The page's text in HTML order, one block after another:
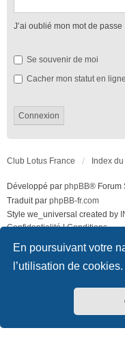
En poursuivant votre
l’utilisation de cookies.
J’ai oublié mon mot de passe
Se souvenir de moi
Cacher mon statut en
Club Lotus France Index
Développé par phpBB® Forum
Traduit par phpBB-fr.com
Style we_universal created by
Confidentialité|Conditions